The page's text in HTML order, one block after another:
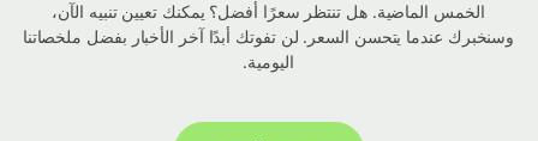
الخمس الماضية. هل تنتظر سعرًا أفضل؟ يمكنك تعيين تنبيه الآن،
وسنخبرك عندما يتحسن السعر. لن تفوتك أبدًا آخر الأخبار بفضل ملخصاتنا
اليومية.